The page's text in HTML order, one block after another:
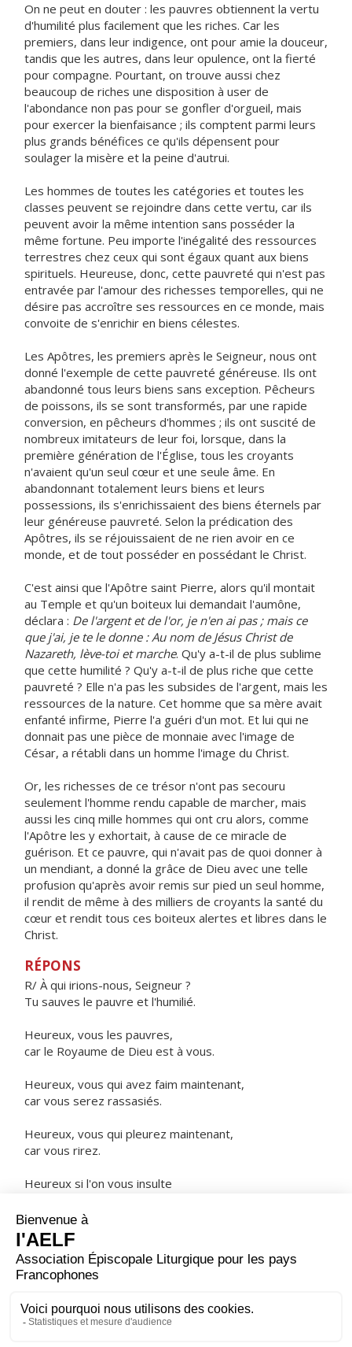
On ne peut en douter : les pauvres obtiennent la vertu
d'humilité plus facilement que les riches. Car les
premiers, dans leur indigence, ont pour amie la douceur,
tandis que les autres, dans leur opulence, ont la fierté
pour compagne. Pourtant, on trouve aussi chez
beaucoup de riches une disposition à user de
l'abondance non pas pour se gonfler d'orgueil, mais
pour exercer la bienfaisance ; ils comptent parmi leurs
plus grands bénéfices ce qu'ils dépensent pour
soulager la misère et la peine d'autrui.
Les hommes de toutes les catégories et toutes les
classes peuvent se rejoindre dans cette vertu, car ils
peuvent avoir la même intention sans posséder la
même fortune. Peu importe l'inégalité des ressources
terrestres chez ceux qui sont égaux quant aux biens
spirituels. Heureuse, donc, cette pauvreté qui n'est pas
entravée par l'amour des richesses temporelles, qui ne
désire pas accroître ses ressources en ce monde, mais
convoite de s'enrichir en biens célestes.
Les Apôtres, les premiers après le Seigneur, nous ont
donné l'exemple de cette pauvreté généreuse. Ils ont
abandonné tous leurs biens sans exception. Pêcheurs
de poissons, ils se sont transformés, par une rapide
conversion, en pêcheurs d'hommes ; ils ont suscité de
nombreux imitateurs de leur foi, lorsque, dans la
première génération de l'Église, tous les croyants
n'avaient qu'un seul cœur et une seule âme. En
abandonnant totalement leurs biens et leurs
possessions, ils s'enrichissaient des biens éternels par
leur généreuse pauvreté. Selon la prédication des
Apôtres, ils se réjouissaient de ne rien avoir en ce
monde, et de tout posséder en possédant le Christ.
C'est ainsi que l'Apôtre saint Pierre, alors qu'il montait
au Temple et qu'un boiteux lui demandait l'aumône,
déclara : De l'argent et de l'or, je n'en ai pas ; mais ce
que j'ai, je te le donne : Au nom de Jésus Christ de
Nazareth, lève-toi et marche. Qu'y a-t-il de plus sublime
que cette humilité ? Qu'y a-t-il de plus riche que cette
pauvreté ? Elle n'a pas les subsides de l'argent, mais les
ressources de la nature. Cet homme que sa mère avait
enfanté infirme, Pierre l'a guéri d'un mot. Et lui qui ne
donnait pas une pièce de monnaie avec l'image de
César, a rétabli dans un homme l'image du Christ.
Or, les richesses de ce trésor n'ont pas secouru
seulement l'homme rendu capable de marcher, mais
aussi les cinq mille hommes qui ont cru alors, comme
l'Apôtre les y exhortait, à cause de ce miracle de
guérison. Et ce pauvre, qui n'avait pas de quoi donner à
un mendiant, a donné la grâce de Dieu avec une telle
profusion qu'après avoir remis sur pied un seul homme,
il rendit de même à des milliers de croyants la santé du
cœur et rendit tous ces boiteux alertes et libres dans le
Christ.
RÉPONS
R/ À qui irions-nous, Seigneur ?
Tu sauves le pauvre et l'humilié.
Heureux, vous les pauvres,
car le Royaume de Dieu est à vous.
Heureux, vous qui avez faim maintenant,
car vous serez rassasiés.
Heureux, vous qui pleurez maintenant,
car vous rirez.
Heureux si l'on vous insulte
exultez : grande sera votre récompense.
ORAISON
ce que tu veux et servir ta gloire d'un cœur sans
partage.